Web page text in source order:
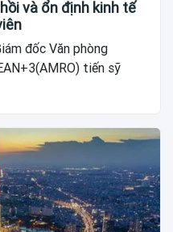
và ổn định kinh tế
đốc Văn phòng
tiến sỹ